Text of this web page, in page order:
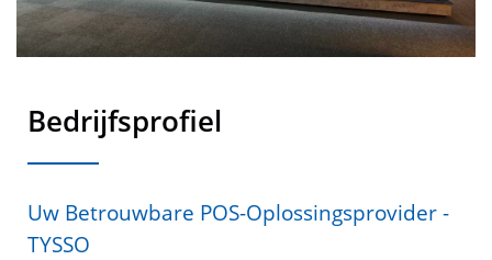
Bedrijfsprofiel
Uw Betrouwbare POS-Oplossingsprovider -
TYSSO